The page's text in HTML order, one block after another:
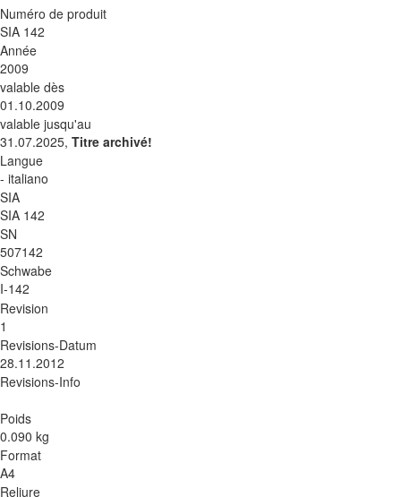
Numéro de produit
SIA 142
Année
2009
valable dès
01.10.2009
valable jusqu'au
31.07.2025, Titre archivé!
Langue
- italiano
SIA
SIA 142
SN
507142
Schwabe
I-142
Revision
1
Revisions-Datum
28.11.2012
Revisions-Info
Poids
0.090 kg
Format
A4
Reliure